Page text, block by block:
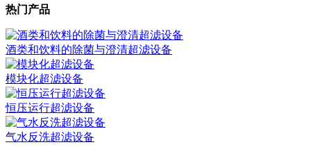
热门产品
酒类和饮料的除菌与澄清超滤设备
模块化超滤设备
恒压运行超滤设备
气水反洗超滤设备